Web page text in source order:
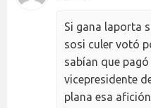
Si gana laporta
sosi culer votó
sabían que
vicepresidente
plana esa